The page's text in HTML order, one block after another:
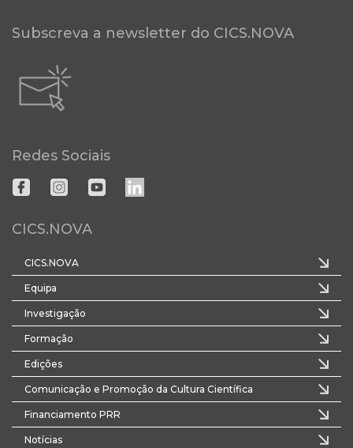
Subscreva a newsletter do CICS.NOVA
Redes Sociais
CICS.NOVA
CICS.NOVA
Equipa
Investigação
Formação
Edições
Comunicação e Promoção da Cultura Científica
Financiamento PRR
Notícias